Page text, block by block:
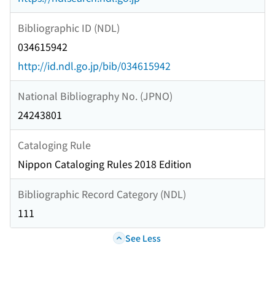
Bibliographic ID (NDL)
034615942
http://id.ndl.go.jp/bib/034615942
National Bibliography No. (JPNO)
24243801
Cataloging Rule
Nippon Cataloging Rules 2018 Edition
Bibliographic Record Category (NDL)
111
See Less